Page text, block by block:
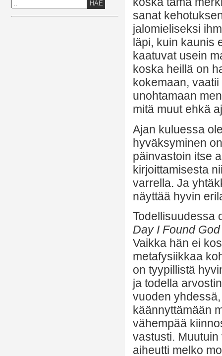
HAE
sanat
jalomieliseksi
läpi, kuin kaunis
kaatuvat usein
koska heillä on
kokemaan,
unohtamaan
mitä muut ehkä
Ajan kuluessa
hyväksyminen
päinvastoin itse
kirjoittamisesta
varrella. Ja
näyttää hyvin
Todellisuudessa
Day I Found
Vaikka hän ei
metafysiikkaa
on tyypillistä
ja todella
vuoden
käännyttämään
vähempää
vastusti.
aiheutti melko